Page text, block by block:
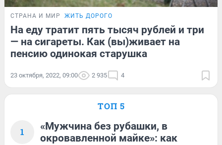
СТРАНА И МИР ЖИТЬ ДОРОГО
На еду тратит пять тысяч рублей и три
— на сигареты. Как (вы)живает на
пенсию одинокая старушка
23 октября, 2022, 09:00 2 935 4
ТОП 5
1
«Мужчина без рубашки, в
окровавленной майке»: как